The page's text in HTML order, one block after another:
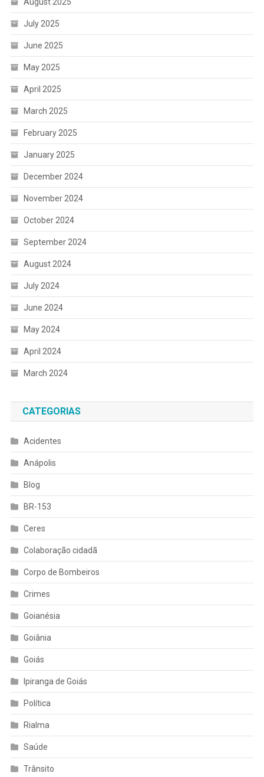
August 2025
July 2025
June 2025
May 2025
April 2025
March 2025
February 2025
January 2025
December 2024
November 2024
October 2024
September 2024
August 2024
July 2024
June 2024
May 2024
April 2024
March 2024
CATEGORIAS
Acidentes
Anápolis
Blog
BR-153
Ceres
Colaboração cidadã
Corpo de Bombeiros
Crimes
Goianésia
Goiânia
Goiás
Ipiranga de Goiás
Política
Rialma
Saúde
Trânsito